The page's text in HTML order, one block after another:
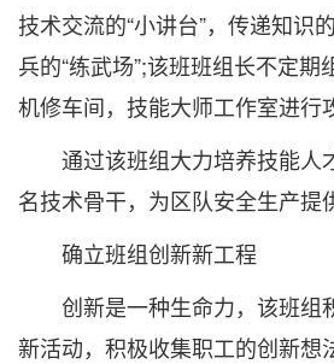
技术交流的“小讲台”，传递知识
兵的“练武场”;该班班组长不定期
机修车间，技能大师工作室进行
通过该班组大力培养技能人
名技术骨干，为区队安全生产提
确立班组创新新工程
创新是一种生命力，该班组
新活动，积极收集职工的创新想